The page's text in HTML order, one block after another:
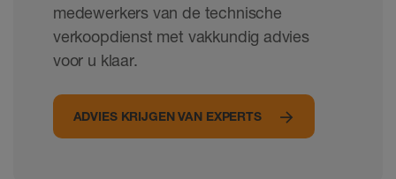
medewerkers van de technische
verkoopdienst met vakkundig advies
voor u klaar.
ADVIES KRIJGEN VAN EXPERTS